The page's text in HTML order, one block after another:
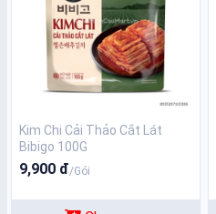
Kim Chi Cải Thảo Cắt Lát
Bibigo 100G
9,900 đ/Gói